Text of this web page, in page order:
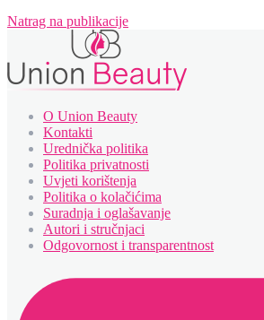
Natrag na publikacije
O Union Beauty
Kontakti
Urednička politika
Politika privatnosti
Uvjeti korištenja
Politika o kolačićima
Suradnja i oglašavanje
Autori i stručnjaci
Odgovornost i transparentnost